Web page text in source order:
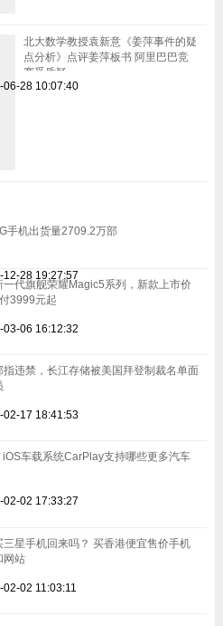
北大数学教授袁新意《姜萍事件的疑
点分析》点评姜萍板书 阿里巴巴竞
赛受质疑
06-28 10:07:40
手机出货量2709.2万部
12-28 19:27:57
一代旗舰荣耀Magic5系列，新款上市价
3999元起
03-06 16:12:32
指违禁，长江存储被美国拜登制裁名单面
02-17 18:41:53
车载系统CarPlay支持哪些更多汽车
02-02 17:33:27
三星手机回来吗？ 买香港便宜售价手机
网站
02 11:03:11